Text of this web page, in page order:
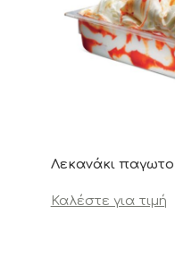
Λεκανάκι
Καλέστε για τιμή